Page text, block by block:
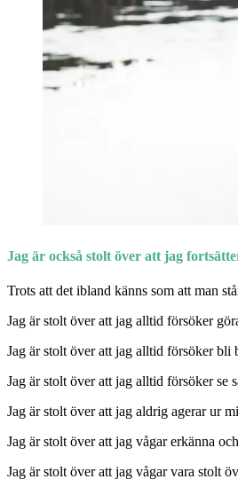
Jag är också stolt över att jag
Trots att det ibland känns som att man
Jag är stolt över att jag alltid försöker
Jag är stolt över att jag alltid försöker bli
Jag är stolt över att jag alltid försöker se
Jag är stolt över att jag aldrig agerar ur
Jag är stolt över att jag vågar erkänna
Jag är stolt över att jag vågar vara stolt